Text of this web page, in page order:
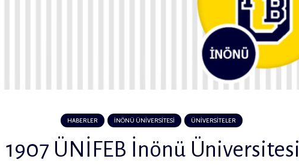
HABERLER İNÖNÜ ÜNİVERSİTESİ ÜNİVERSİTELER
1907 ÜNİFEB İnönü Üniversitesi